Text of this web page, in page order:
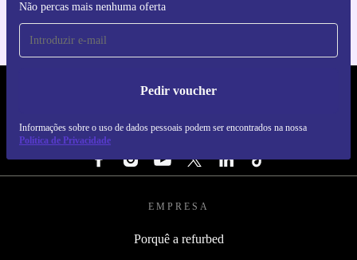
Não percas mais nenhuma oferta
Pedir voucher
Informações sobre o uso de dados pessoais podem ser encontrados na nossa
Política de Privacidade
REFURBED PORTUGAL - RETHINK NEW.
SEGUE-NOS
EMPRESA
Porquê a refurbed